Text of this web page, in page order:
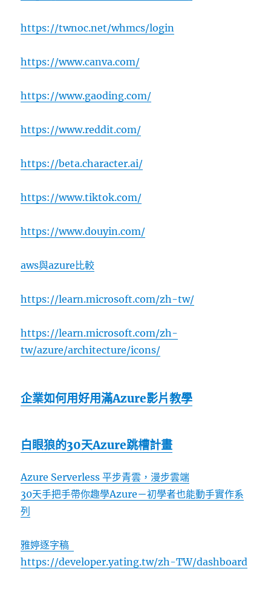
https://twnoc.net/whmcs/login
https://www.canva.com/
https://www.gaoding.com/
https://www.reddit.com/
https://beta.character.ai/
https://www.tiktok.com/
https://www.douyin.com/
aws與azure比較
https://learn.microsoft.com/zh-tw/
https://learn.microsoft.com/zh-
tw/azure/architecture/icons/
企業如何用好用滿Azure影片教學
白眼狼的30天Azure跳槽計畫
Azure Serverless 平步青雲，漫步雲端
30天手把手帶你趣學Azure－初學者也能動手實作系
列
雅婷逐字稿
https://developer.yating.tw/zh-TW/dashboard